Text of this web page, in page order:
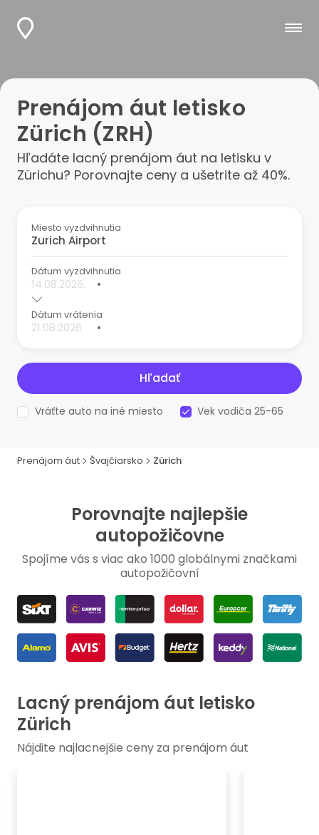
Prenájom áut letisko
Zürich (ZRH)
Hľadáte lacný prenájom áut na letisku v
Zürichu? Porovnajte ceny a ušetrite až 40%.
Miesto vyzdvihnutia
Dátum vyzdvihnutia
•
Dátum vrátenia
•
Hľadať
Vráťte auto na iné miesto Vek vodiča 25-65
Prenájom áut Švajčiarsko Zürich
Porovnajte najlepšie
autopožičovne
Spojíme vás s viac ako 1000 globálnymi značkami
autopožičovní
Lacný prenájom áut letisko
Zürich
Nájdite najlacnejšie ceny za prenájom áut